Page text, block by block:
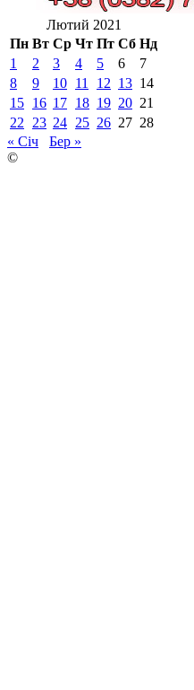
Лютий 2021
Пн Вт Ср Чт Пт Сб Нд
1
2 3 4 5 6
7
8
9 10 11 12 13 14
15 16 17 18 19 20 21
22
23 24 25 26 27 28
« Січ
Бер »
©